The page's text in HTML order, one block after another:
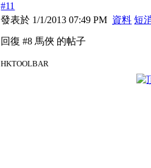
#11
發表於 1/1/2013 07:49 PM 資料 短
回復 #8 馬俠 的帖子
HKTOOLBAR